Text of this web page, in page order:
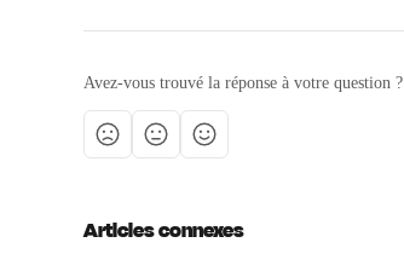
Avez-vous trouvé la réponse à votre question ?
Articles connexes